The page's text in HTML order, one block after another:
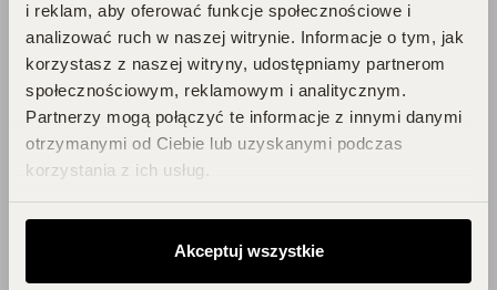
i reklam, aby oferować funkcje społecznościowe i
analizować ruch w naszej witrynie. Informacje o tym, jak
korzystasz z naszej witryny, udostępniamy partnerom
społecznościowym, reklamowym i analitycznym.
Partnerzy mogą połączyć te informacje z innymi danymi
otrzymanymi od Ciebie lub uzyskanymi podczas
korzystania z ich usług.
Akceptuj wszystkie
Dane producenta
Ostrzeżenia
Czas i koszt dostawy
InPost Paczkomat 24/7
Przewidywany czas dostawy: 1 dzień
roboczy
13,89 zł
InPost Kurier
13,99 zł